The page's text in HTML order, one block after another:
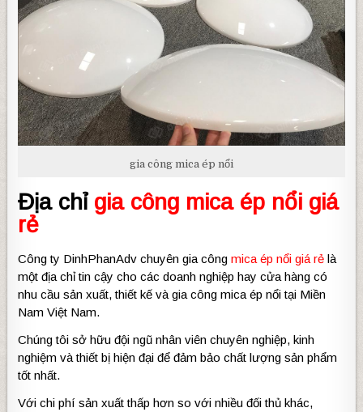
gia công mica ép nổi
Địa chỉ gia công mica ép nổi giá
rẻ
Công ty DinhPhanAdv chuyên gia côngmica ép nổi giá rẻ là
một địa chỉ tin cậy cho các doanh nghiệp hay cửa hàng có
nhu cầu sản xuất, thiết kế và gia công mica ép nổi tại Miền
Nam Việt Nam.
Chúng tôi sở hữu đội ngũ nhân viên chuyên nghiệp, kinh
nghiệm và thiết bị hiện đại để đảm bảo chất lượng sản phẩm
tốt nhất.
Với chi phí sản xuất thấp hơn so với nhiều đối thủ khác,